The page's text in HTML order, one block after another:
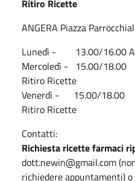
Ritiro Ricette
ANGERA Piazza
Lunedì - 13.00/16.00
Mercoledì - 15.00/
Ritiro Ricette
Venerdì - 15.00/
Ritiro Ricette
Contatti:
Richiesta ricette farmaci
dott.newin@gmail.com
richiedere appuntamenti)